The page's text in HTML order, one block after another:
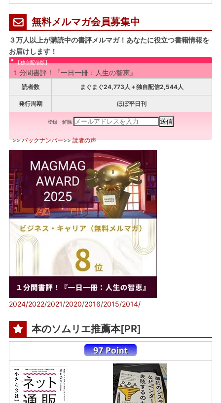
無料メルマガ会員募集中
３万人以上が購読中の書評メルマガ！あなたに役立つ書籍情報を
お届けします！
【独自配信版】
１分間書評！『一日一冊：人生の智恵』
読者数 まぐまぐ24,773人＋独自配信2,544人
発行周期 ほぼ平日刊
登録 解除
>>バックナンバー>>読者の声
2024/2022/2021/2020/2016/2015/2014/
本のソムリエ推薦本[PR]